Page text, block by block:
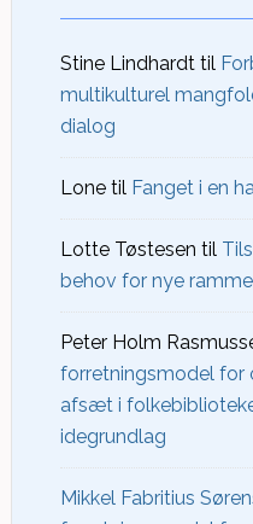
Stine Lindhardttil
multikulturel
dialog
Lonetil Fanget i en
Lotte Tøstesen til
behov for nye
Peter Holm
forretningsmodel for
afsæt i
idegrundlag
Mikkel Fabritius